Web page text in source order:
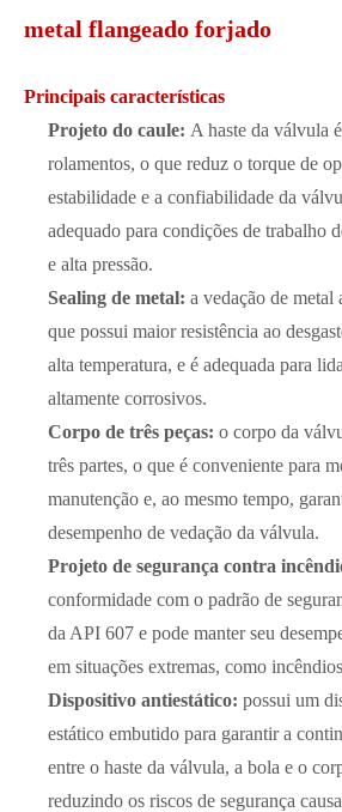
metal flangeado forjado
Principais características
Projeto do caule: A haste da válvula
rolamentos, o que reduz o torque de
estabilidade e a confiabilidade da
adequado para condições de trabalho
e alta pressão.
Sealing de metal: a vedação de metal
que possui maior resistência ao
alta temperatura, e é adequada para
altamente corrosivos.
Corpo de três peças: o corpo da
três partes, o que é conveniente para
manutenção e, ao mesmo tempo,
desempenho de vedação da válvula.
Projeto de segurança contra
conformidade com o padrão de
da API 607 e pode manter seu
em situações extremas, como
Dispositivo antiestático: possui um
estático embutido para garantir a
entre o haste da válvula, a bola e o
reduzindo os riscos de segurança